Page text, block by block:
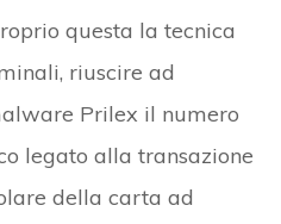
questa la tecnica
riuscire ad
Prilex il numero
legato alla transazione
della carta ad